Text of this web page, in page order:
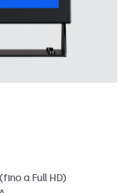
a Full HD)